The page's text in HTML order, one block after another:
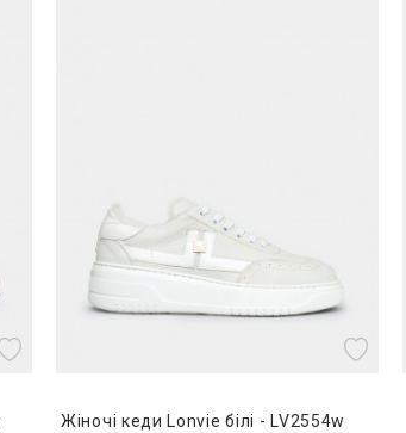
Жіночі кеди Lonvie білі - LV2554w